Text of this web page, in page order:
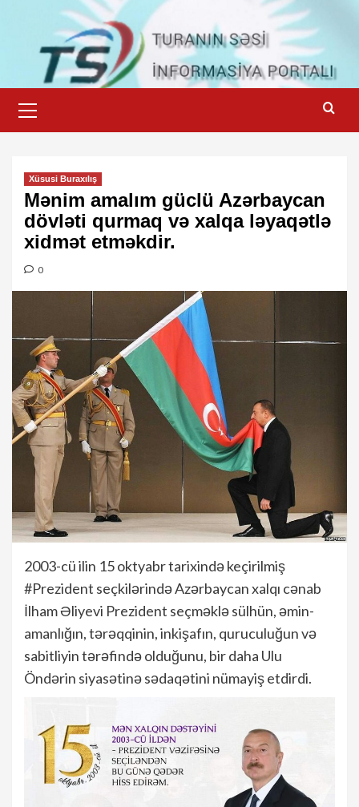
content
Menu
Xüsusi Buraxılış
Mənim amalım güclü Azərbaycan
dövləti qurmaq və xalqa ləyaqətlə
xidmət etməkdir.
0
2003-cü ilin 15 oktyabr tarixində keçirilmiş
#Prezident seçkilərində Azərbaycan xalqı cənab
İlham Əliyevi Prezident seçməklə sülhün, əmin-
amanlığın, tərəqqinin, inkişafın, quruculuğun və
sabitliyin tərəfində olduğunu, bir daha Ulu
Öndərin siyasətinə sədaqətini nümayiş etdirdi.